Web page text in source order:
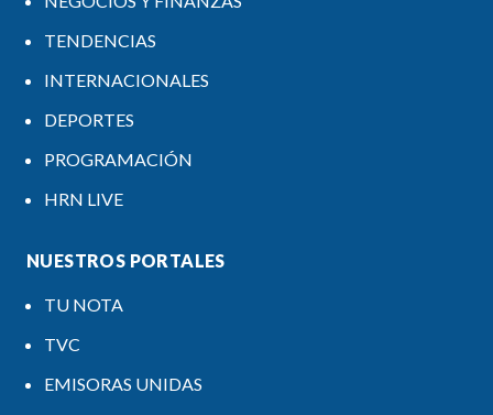
TENDENCIAS
INTERNACIONALES
DEPORTES
PROGRAMACIÓN
HRN LIVE
NUESTROS PORTALES
TU NOTA
TVC
EMISORAS UNIDAS